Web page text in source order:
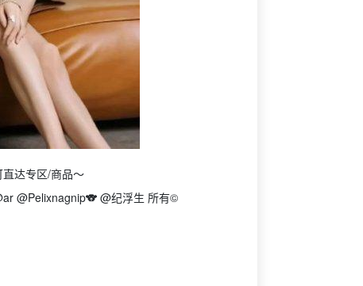
达专区/商品～
@Pelixnagnip🐨 @纪浮生 所有©